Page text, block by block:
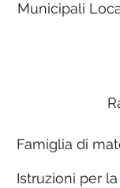
Municipali
Famiglia di
Istruzioni per la